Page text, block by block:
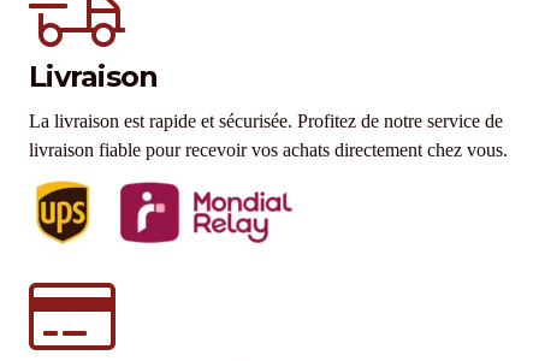
Livraison
La livraison est rapide et sécurisée. Profitez de notre service de
livraison fiable pour recevoir vos achats directement chez vous.